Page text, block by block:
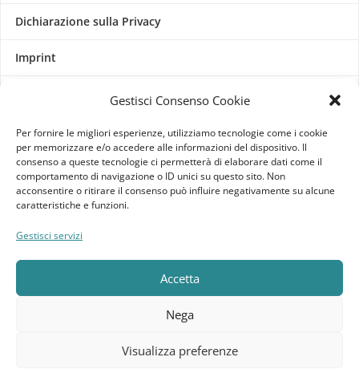
Gestisci Consenso Cookie
Per fornire le migliori esperienze, utilizziamo tecnologie come i cookie
per memorizzare e/o accedere alle informazioni del dispositivo. Il
consenso a queste tecnologie ci permetterà di elaborare dati come il
comportamento di navigazione o ID unici su questo sito. Non
acconsentire o ritirare il consenso può influire negativamente su alcune
caratteristiche e funzioni.
Gestisci servizi
Accetta
Nega
Visualizza preferenze
Dichiarazione sulla Privacy
Imprint
Termini e Condizioni
Disconoscimento
Pagine Dedicate
Raffrescatori Evaporativi Industriali